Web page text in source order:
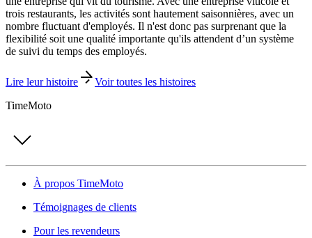
trois restaurants, les activités sont hautement saisonnières, avec un
nombre fluctuant d'employés. Il n'est donc pas surprenant que la
flexibilité soit une qualité importante qu'ils attendent d’un système
de suivi du temps des employés.
Lire leur histoire
Voir toutes les histoires
TimeMoto
À propos TimeMoto
Témoignages de clients
Pour les revendeurs